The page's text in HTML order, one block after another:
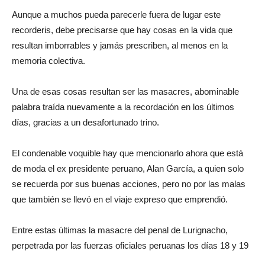
Aunque a muchos pueda parecerle fuera de lugar este
recorderis, debe precisarse que hay cosas en la vida que
resultan imborrables y jamás prescriben, al menos en la
memoria colectiva.
Una de esas cosas resultan ser las masacres, abominable
palabra traída nuevamente a la recordación en los últimos
días, gracias a un desafortunado trino.
El condenable voquible hay que mencionarlo ahora que está
de moda el ex presidente peruano, Alan García, a quien solo
se recuerda por sus buenas acciones, pero no por las malas
que también se llevó en el viaje expreso que emprendió.
Entre estas últimas la masacre del penal de Lurignacho,
perpetrada por las fuerzas oficiales peruanas los días 18 y 19